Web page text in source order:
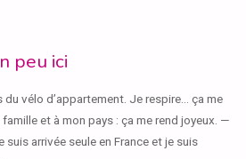
peu ici
du vélo d’appartement. Je respire… ça me
et à mon pays : ça me rend joyeux. —
suis arrivée seule en France et je suis